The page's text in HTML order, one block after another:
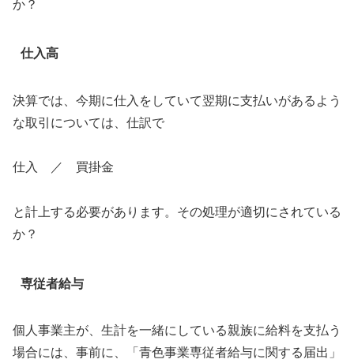
か？
仕入高
決算では、今期に仕入をしていて翌期に支払いがあるよう
な取引については、仕訳で
仕入 ／ 買掛金
と計上する必要があります。その処理が適切にされている
か？
専従者給与
個人事業主が、生計を一緒にしている親族に給料を支払う
場合には、事前に、「青色事業専従者給与に関する届出」